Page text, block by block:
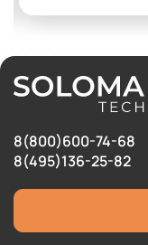
8(800)600-74-68
8(495)136-25-82